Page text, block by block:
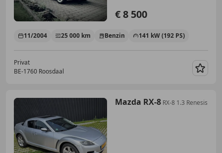
€ 8 500
11/2004 25 000 km Benzin 141 kW (192 PS)
Privat
BE-1760 Roosdaal
Mazda RX-8 RX-8 1.3 Renesis